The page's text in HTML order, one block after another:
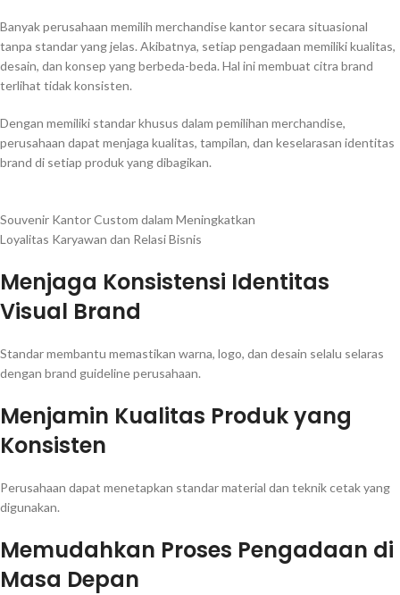
Banyak perusahaan memilih merchandise kantor secara situasional
tanpa standar yang jelas. Akibatnya, setiap pengadaan memiliki kualitas,
desain, dan konsep yang berbeda-beda. Hal ini membuat citra brand
terlihat tidak konsisten.
Dengan memiliki standar khusus dalam pemilihan merchandise,
perusahaan dapat menjaga kualitas, tampilan, dan keselarasan identitas
brand di setiap produk yang dibagikan.
Souvenir Kantor Custom dalam Meningkatkan
Loyalitas Karyawan dan Relasi Bisnis
Menjaga Konsistensi Identitas
Visual Brand
Standar membantu memastikan warna, logo, dan desain selalu selaras
dengan brand guideline perusahaan.
Menjamin Kualitas Produk yang
Konsisten
Perusahaan dapat menetapkan standar material dan teknik cetak yang
digunakan.
Memudahkan Proses Pengadaan di
Masa Depan